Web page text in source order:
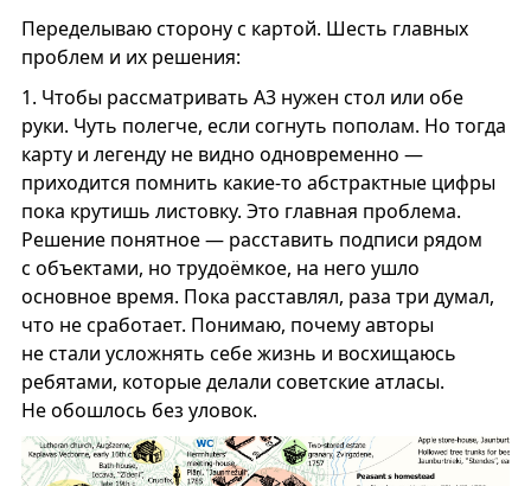
Переделываю сторону с картой. Шесть главных
проблем и их решения:
1. Чтобы рассматривать А3 нужен стол или обе
руки. Чуть полегче, если согнуть пополам. Но тогда
карту и легенду не видно одновременно —
приходится помнить какие-то абстрактные цифры
пока крутишь листовку. Это главная проблема.
Решение понятное — расставить подписи рядом
с объектами, но трудоёмкое, на него ушло
основное время. Пока расставлял, раза три думал,
что не сработает. Понимаю, почему авторы
не стали усложнять себе жизнь и восхищаюсь
ребятами, которые делали советские атласы.
Не обошлось без уловок.